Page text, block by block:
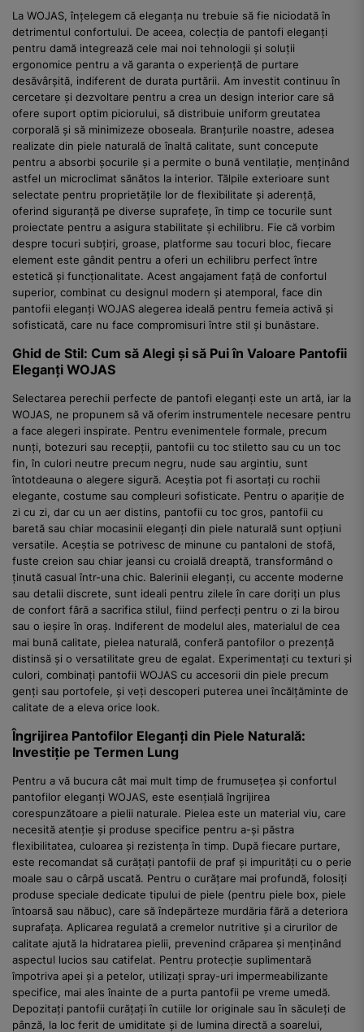
La WOJAS, înțelegem că eleganța nu trebuie să fie niciodată în
detrimentul confortului. De aceea, colecția de pantofi eleganți
pentru damă integrează cele mai noi tehnologii și soluții
ergonomice pentru a vă garanta o experiență de purtare
desăvârșită, indiferent de durata purtării. Am investit continuu în
cercetare și dezvoltare pentru a crea un design interior care să
ofere suport optim piciorului, să distribuie uniform greutatea
corporală și să minimizeze oboseala. Branțurile noastre, adesea
realizate din piele naturală de înaltă calitate, sunt concepute
pentru a absorbi șocurile și a permite o bună ventilație, menținând
astfel un microclimat sănătos la interior. Tălpile exterioare sunt
selectate pentru proprietățile lor de flexibilitate și aderență,
oferind siguranță pe diverse suprafețe, în timp ce tocurile sunt
proiectate pentru a asigura stabilitate și echilibru. Fie că vorbim
despre tocuri subțiri, groase, platforme sau tocuri bloc, fiecare
element este gândit pentru a oferi un echilibru perfect între
estetică și funcționalitate. Acest angajament față de confortul
superior, combinat cu designul modern și atemporal, face din
pantofii eleganți WOJAS alegerea ideală pentru femeia activă și
sofisticată, care nu face compromisuri între stil și bunăstare.
Ghid de Stil: Cum să Alegi și să Pui în Valoare Pantofii
Eleganți WOJAS
Selectarea perechii perfecte de pantofi eleganți este un artă, iar la
WOJAS, ne propunem să vă oferim instrumentele necesare pentru
a face alegeri inspirate. Pentru evenimentele formale, precum
nunți, botezuri sau recepții, pantofii cu toc stiletto sau cu un toc
fin, în culori neutre precum negru, nude sau argintiu, sunt
întotdeauna o alegere sigură. Aceștia pot fi asortați cu rochii
elegante, costume sau compleuri sofisticate. Pentru o apariție de
zi cu zi, dar cu un aer distins, pantofii cu toc gros, pantofii cu
baretă sau chiar mocasinii eleganți din piele naturală sunt opțiuni
versatile. Aceștia se potrivesc de minune cu pantaloni de stofă,
fuste creion sau chiar jeansi cu croială dreaptă, transformând o
ținută casual într-una chic. Balerinii eleganți, cu accente moderne
sau detalii discrete, sunt ideali pentru zilele în care doriți un plus
de confort fără a sacrifica stilul, fiind perfecți pentru o zi la birou
sau o ieșire în oraș. Indiferent de modelul ales, materialul de cea
mai bună calitate, pielea naturală, conferă pantofilor o prezență
distinsă și o versatilitate greu de egalat. Experimentați cu texturi și
culori, combinați pantofii WOJAS cu accesorii din piele precum
genți sau portofele, și veți descoperi puterea unei încălțăminte de
calitate de a eleva orice look.
Îngrijirea Pantofilor Eleganți din Piele Naturală:
Investiție pe Termen Lung
Pentru a vă bucura cât mai mult timp de frumusețea și confortul
pantofilor eleganți WOJAS, este esențială îngrijirea
corespunzătoare a pielii naturale. Pielea este un material viu, care
necesită atenție și produse specifice pentru a-și păstra
flexibilitatea, culoarea și rezistența în timp. După fiecare purtare,
este recomandat să curățați pantofii de praf și impurități cu o perie
moale sau o cârpă uscată. Pentru o curățare mai profundă, folosiți
produse speciale dedicate tipului de piele (pentru piele box, piele
întoarsă sau năbuc), care să îndepărteze murdăria fără a deteriora
suprafața. Aplicarea regulată a cremelor nutritive și a cirurilor de
calitate ajută la hidratarea pielii, prevenind crăparea și menținând
aspectul lucios sau catifelat. Pentru protecție suplimentară
împotriva apei și a petelor, utilizați spray-uri impermeabilizante
specifice, mai ales înainte de a purta pantofii pe vreme umedă.
Depozitați pantofii curățați în cutiile lor originale sau în săculeți de
pânză, la loc ferit de umiditate și de lumina directă a soarelui,